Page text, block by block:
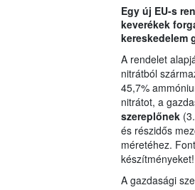
Egy új EU-s
keverékek
kereskedelem
A rendelet
nitrátból
45,7%
nitrátot, a
szereplőnek(3.
és részidős
méretéhez.
készítményeket!
A gazdasági